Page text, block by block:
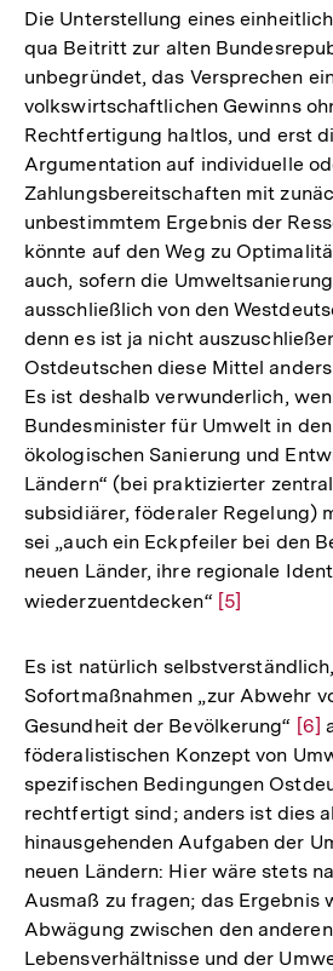
Die Unterstellung eines
qua Beitritt zur alten
unbegründet, das Versprechen
volkswirtschaftlichen Gewinns
Rechtfertigung haltlos, und erst
Argumentation auf individuelle
Zahlungsbereitschaften mit
unbestimmtem Ergebnis der
könnte auf den Weg zu
auch, sofern die
ausschließlich von den
denn es ist ja nicht
Ostdeutschen diese Mittel
Es ist deshalb verwunderlich,
Bundesminister für Umwelt in
ökologischen Sanierung und
Ländern“ (bei praktizierter
subsidiärer, föderaler Regelung)
sei „auch ein Eckpfeiler bei den
neuen Länder, ihre regionale
wiederzuentdecken“ Zur
der
Fußnote
[5]
Es ist natürlich
Sofortmaßnahmen „zur Abwehr
Gesundheit der Bevölkerung“ Zur
der
[6]
föderalistischen Konzept von
spezifischen Bedingungen
rechtfertigt sind; anders ist dies
hinausgehenden Aufgaben der
neuen Ländern: Hier wäre stets
Ausmaß zu fragen; das Ergebnis
Abwägung zwischen den
Lebensverhältnisse und der